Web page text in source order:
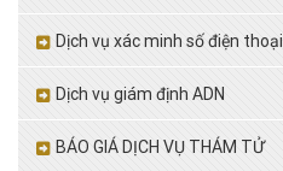
Dịch vụ xác minh số điện thoại
Dịch vụ giám định ADN
BÁO GIÁ DỊCH VỤ THÁM TỬ